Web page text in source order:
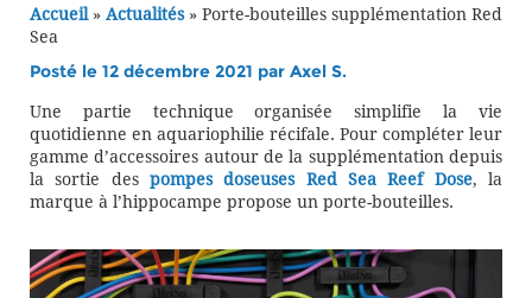
Accueil» Actualités» Porte-bouteilles supplémentation Red
Sea
Posté le 12 décembre 2021 par Axel S.
Une partie technique organisée simplifie la vie
quotidienne en aquariophilie récifale. Pour compléter leur
gamme d’accessoires autour de la supplémentation depuis
la sortie des pompes doseuses Red Sea Reef Dose, la
marque à l’hippocampe propose un porte-bouteilles.